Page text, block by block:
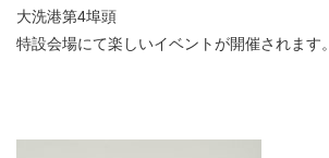
大洗港第4埠頭
特設会場にて楽しいイベントが開催されます。